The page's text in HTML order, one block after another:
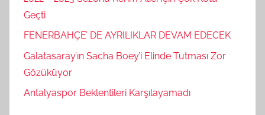
Geçti
FENERBAHÇE’ DE AYRILIKLAR DEVAM EDECEK
Galatasaray’ın Sacha Boey’i Elinde Tutması Zor
Gözüküyor
Antalyaspor Beklentileri Karşılayamadı